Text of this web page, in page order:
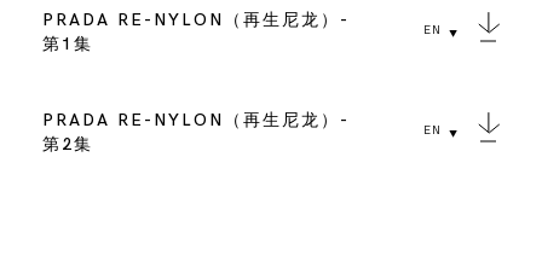
PRADA RE-NYLON（再生尼龙）-
第1集
EN
PRADA RE-NYLON（再生尼龙）-
第2集
EN